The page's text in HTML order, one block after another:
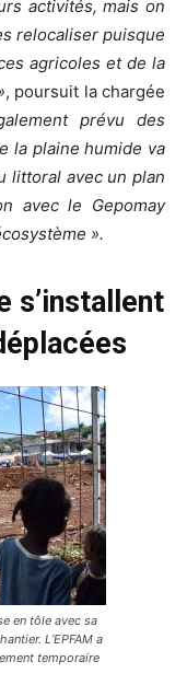
activités, mais on
relocaliser puisque
agricoles et de la
, poursuit la chargée
prévu des
la plaine humide va
littoral avec un plan
avec le Gepomay
».
s’installent
en tôle avec sa
L’EPFAM a
temporaire